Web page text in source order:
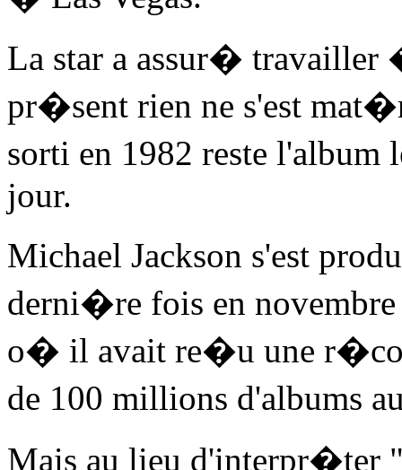
La star a assur�
pr�sent rien ne s'est
sorti en 1982 reste
jour.
Michael Jackson s'est
derni�re fois en
o� il avait re�u une
de 100 millions d'albums
Mais au lieu d'interpr�ter